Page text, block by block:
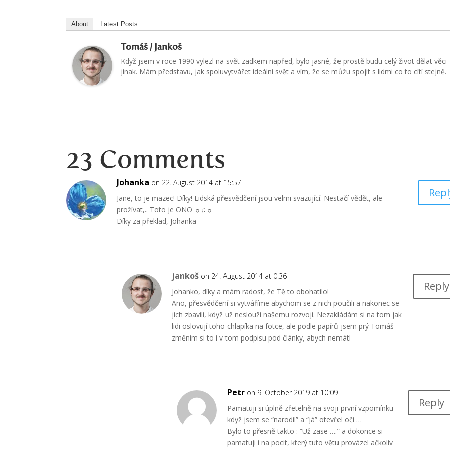
About Latest Posts
Tomáš / Jankoš
Když jsem v roce 1990 vylezl na svět zadkem napřed, bylo jasné, že prostě budu celý život dělat věci
jinak. Mám představu, jak spoluvytvářet ideální svět a vím, že se můžu spojit s lidmi co to cítí stejně.
23 Comments
Johanka on 22. August 2014 at 15:57
Jane, to je mazec! Díky! Lidská přesvědčení jsou velmi svazující. Nestačí vědět, ale
prožívat,.. Toto je ONO ☼♫☼
Díky za překlad, Johanka
jankoš on 24. August 2014 at 0:36
Johanko, díky a mám radost, že Tě to obohatilo!
Ano, přesvědčení si vytváříme abychom se z nich poučili a nakonec se
jich zbavili, když už neslouží našemu rozvoji. Nezakládám si na tom jak
lidi oslovují toho chlapíka na fotce, ale podle papírů jsem prý Tomáš –
změním si to i v tom podpisu pod články, abych nemátl
Reply
Petr on 9. October 2019 at 10:09
Pamatuji si úplně zřetelně na svoji první vzpomínku
když jsem se “narodil” a “já” otevřel oči …
Bylo to přesně takto : “Už zase ….” a dokonce si
pamatuji i na pocit, který tuto větu provázel ačkoliv
Reply